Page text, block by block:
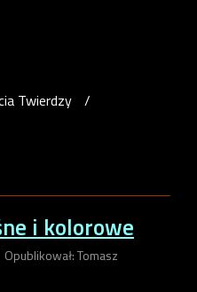
Twierdzy /
i kolorowe
Opublikował: Tomasz